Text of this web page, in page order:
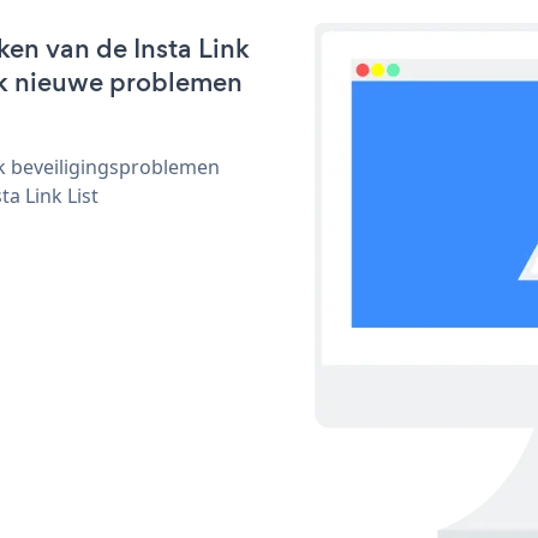
van de Insta Link
nieuwe problemen
beveiligingsproblemen
Link List